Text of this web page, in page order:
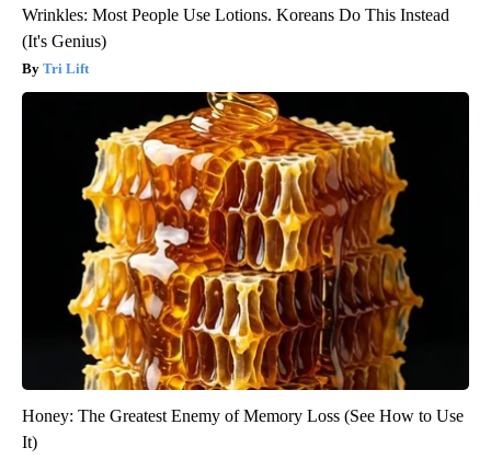
Wrinkles: Most People Use Lotions. Koreans Do This Instead
(It's Genius)
Tri Lift
Honey: The Greatest Enemy of Memory Loss (See How to Use
It)